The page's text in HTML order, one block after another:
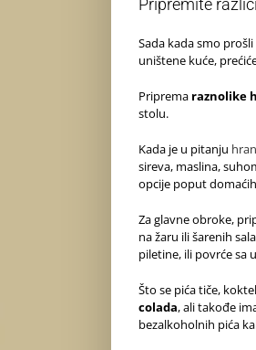
Pripremite
Sada kada smo
uništene kuće,
Priprema raznolike
stolu.
Kada je u pitanju
sireva, maslina,
opcije poput domaćih
Za glavne obroke,
na žaru ili šarenih
piletine, ili povrće sa
Što se pića tiče,
colada, ali takođe
bezalkoholnih pića